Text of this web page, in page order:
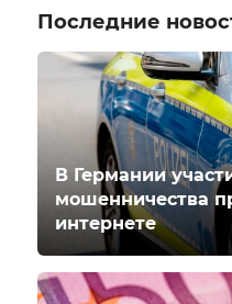
Последние
В Германии
мошенничества
интернете